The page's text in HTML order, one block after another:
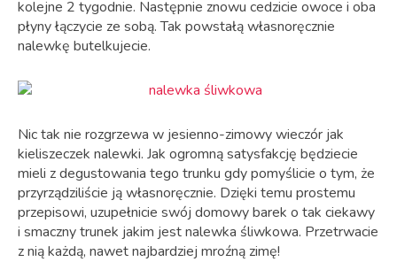
kolejne 2 tygodnie. Następnie znowu cedzicie owoce i oba
płyny łączycie ze sobą. Tak powstałą własnoręcznie
nalewkę butelkujecie.
Nic tak nie rozgrzewa w jesienno-zimowy wieczór jak
kieliszeczek nalewki. Jak ogromną satysfakcję będziecie
mieli z degustowania tego trunku gdy pomyślicie o tym, że
przyrządziliście ją własnoręcznie. Dzięki temu prostemu
przepisowi, uzupełnicie swój domowy barek o tak ciekawy
i smaczny trunek jakim jest nalewka śliwkowa. Przetrwacie
z nią każdą, nawet najbardziej mroźną zimę!